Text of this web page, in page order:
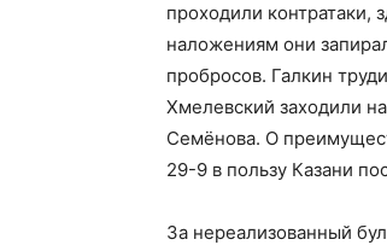
проходили контратаки,
наложениям они
пробросов. Галкин
Хмелевский заходили
Семёнова. О
29-9 в пользу Казани
За нереализованный